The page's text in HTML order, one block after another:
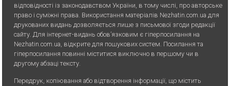
відповідності із законодавством України, в тому числі, про авторське
право і суміжні права. Використання матерiалiв Nezhatin.com.ua для
друкованих видань дозволяється лише з письмової згоди редакції
сайту. Для iнтернет-видань обов’язковим є гiперпосилання на
Nezhatin.com.ua, відкрите для пошукових систем. Посилання та
гіперпосилання повинні міститися виключно в першому чи в
другому абзаці тексту.
Передрук, копiювання або вiдтворення iнформацiї, що мiстить